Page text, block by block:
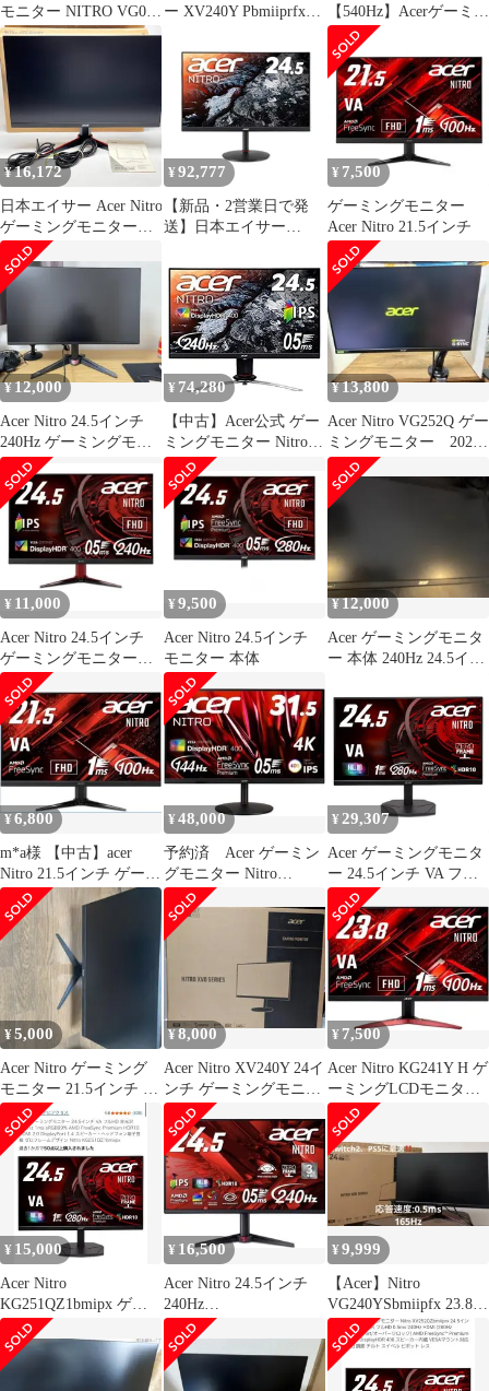
モニター NITRO VG0
23.8/FHD/IPS/1ms/120H
z/HDMI/DP/VGA/チル
ト VG240YGbmipx 【キ
ズあり】(PZ025219)
ー XV240Y Pbmiiprfx
【540Hz】Acerゲーミン
グモニター
XV242Fbmiiprx
¥16,172
日本エイサー Acer Nitro
ゲーミングモニター
23.8インチ
VG240YM3bmiipx
No3163
¥ 92,777
【新品・2営業日で発
送】日本エイサー
390Hz 0.5ms(GTG.Min.)
フルHD IPSパネル搭載
ゲーミングディスプレ
イ 1920×1080 スピーカ
ー搭...
¥ 7,500
ゲーミングモニター
Acer Nitro 21.5インチ
¥12,000
Acer Nitro 24.5インチ
240Hz ゲーミングモニ
ター 本体
¥ 74,280
【中古】Acer公式 ゲー
ミングモニター Nitro
XV253QXbmiiprzx 24.5
インチ IPS 非光沢 フル
HD 0.5ms(GTG,
Min.)240Hz HDMI
USB3.0 G-SYNC
Compatible VESA
¥13,800
Acer Nitro VG252Q ゲー
ミングモニター 2023
年製
¥ 11,000
Acer Nitro 24.5インチ
ゲーミングモニター
VG252Q
¥9,500
Acer Nitro 24.5インチ
モニター 本体
¥12,000
Acer ゲーミングモニタ
ー 本体 240Hz 24.5イン
¥6,800
m*a様 【中古】acer
Nitro 21.5インチ ゲーミ
ングモニター
¥48,000
予約済 Acer ゲーミン
グモニター Nitro
XV322QK
¥ 29,307
Acer ゲーミングモニタ
ー 24.5インチ VA フル
HD 非光沢 280Hz 1ms
sRGB99% AMD
FreeSync Premium
HDR10 HDMI 2.0
DisplayPort 1.4 スピー
カー・ヘッドフォン端
子搭載
¥5,000
Acer Nitro ゲーミング
モニター 21.5インチ フ
ルHD
¥8,000
Acer Nitro XV240Y 24イ
ンチ ゲーミングモニタ
ー
¥ 7,500
Acer Nitro KG241Y H ゲ
ーミングLCDモニタ
23.8インチ
¥ 15,000
Acer Nitro
KG251QZ1bmipx ゲー
ミングモニター
¥ 16,500
Acer Nitro 24.5インチ
240Hz
VG250QW3bmiipx
¥9,999
【Acer】Nitro
VG240YSbmiipfx 23.8イ
ンチ 165Hz